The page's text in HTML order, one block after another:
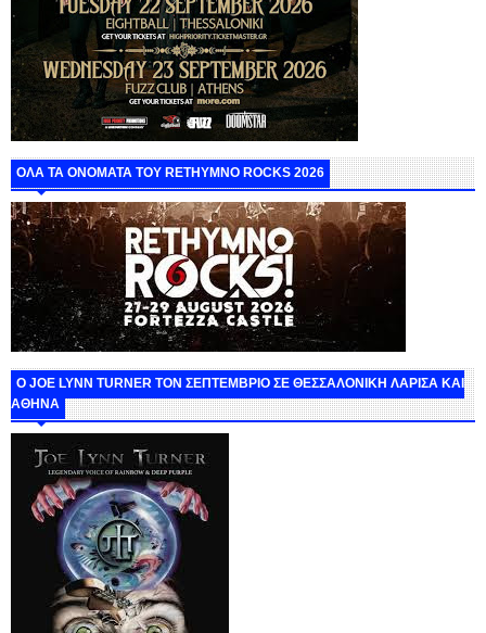
ΟΛΑ ΤΑ ΟΝΟΜΑΤΑ ΤΟΥ RETHYMNO ROCKS 2026
O JOE LYNN TURNER ΤΟΝ ΣΕΠΤΕΜΒΡΙΟ ΣΕ ΘΕΣΣΑΛΟΝΙΚΗ ΛΑΡΙΣΑ ΚΑΙ
ΑΘΗΝΑ